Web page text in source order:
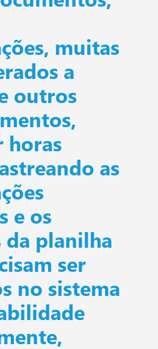
muitas
a
outros
horas
as
e os
da planilha
ser
no sistema